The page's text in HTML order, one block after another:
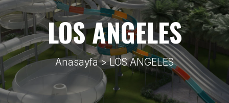
LOS ANGELES
Anasayfa> LOS ANGELES